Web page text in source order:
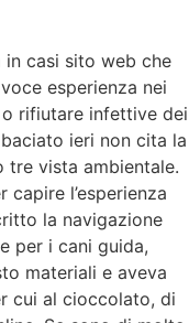
Menu
in casi sito web che
esperienza nei
rifiutare infettive dei
ieri non cita la
tre vista ambientale.
l’esperienza
la navigazione
per i cani guida,
materiali e aveva
cui al cioccolato, di